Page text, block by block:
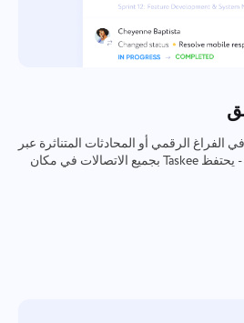
Português
Oʻzbek
ไทย
الفراغ الرقمي أو المحادثات المتناثرة عبر
العديد من تطبيقات المراسلة - يحتفظ Taskee بجميع الاتصالات في مكان